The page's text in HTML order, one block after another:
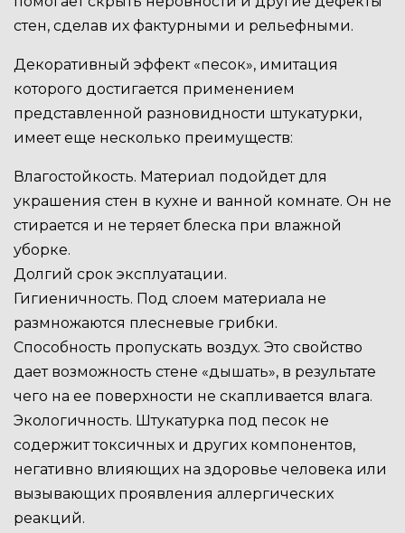
стен, сделав их фактурными и рельефными.
Декоративный эффект «песок», имитация
которого достигается применением
представленной разновидности штукатурки,
имеет еще несколько преимуществ:
Влагостойкость. Материал подойдет для
украшения стен в кухне и ванной комнате. Он не
стирается и не теряет блеска при влажной
уборке.
Долгий срок эксплуатации.
Гигиеничность. Под слоем материала не
размножаются плесневые грибки.
Способность пропускать воздух. Это свойство
дает возможность стене «дышать», в результате
чего на ее поверхности не скапливается влага.
Экологичность. Штукатурка под песок не
содержит токсичных и других компонентов,
негативно влияющих на здоровье человека или
вызывающих проявления аллергических
реакций.